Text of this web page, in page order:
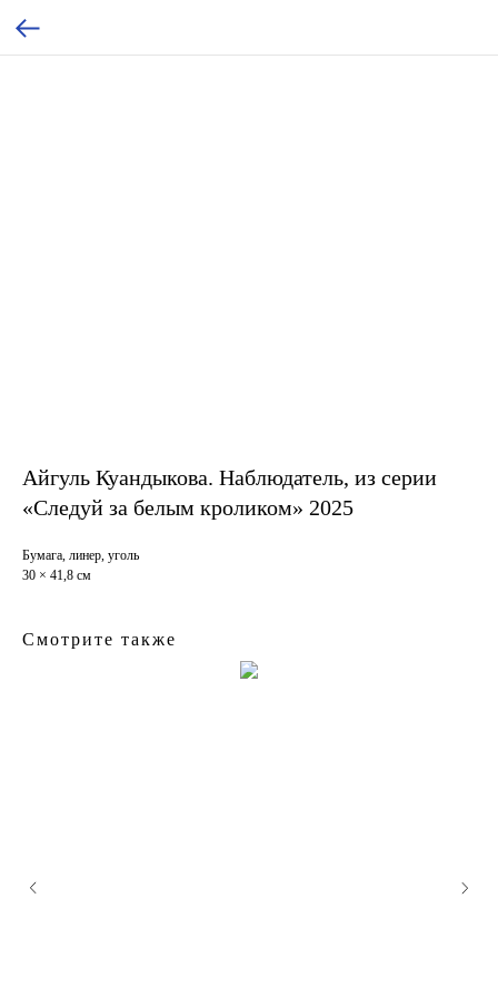
Айгуль Куандыкова. Наблюдатель, из серии
«Следуй за белым кроликом» 2025
Бумага, линер, уголь
30 × 41,8 см
Смотрите также